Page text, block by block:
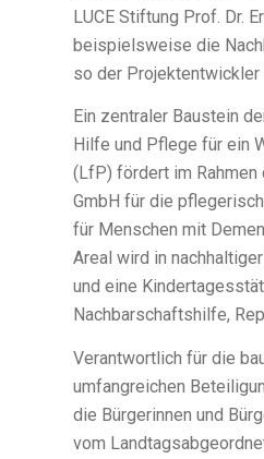
LUCE Stiftung Prof. Dr.
beispielsweise die
so der Projektentwickler
Ein zentraler Baustein
Hilfe und Pflege für ein
(LfP) fördert im Rahmen
GmbH für die
für Menschen mit
Areal wird in
und eine
Nachbarschaftshilfe,
Verantwortlich für die
umfangreichen
die Bürgerinnen und
vom